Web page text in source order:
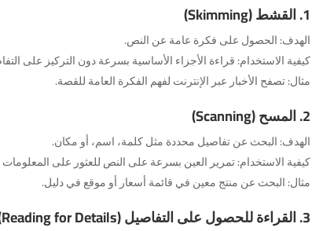
1. القشط (Skimming)
الهدف: الحصول على فكرة عامة عن النص.
كيفية الاستخدام: قراءة الأجزاء الأساسية بسرعة دون التركيز على
مثال: تصفح الأخبار عبر الإنترنت لفهم الفكرة العامة للقصة.
2. المسح (Scanning)
الهدف: البحث عن تفاصيل محددة مثل كلمة، اسم، أو مكان.
كيفية الاستخدام: تمرير العين بسرعة على النص للعثور على المعلومات
مثال: البحث عن منتج معين في قائمة أسعار أو موقع في دليل.
3. القراءة للحصول على التفاصيل (Reading for Details)